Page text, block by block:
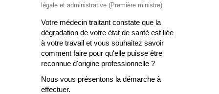
légale et administrative (Première ministre)
Votre médecin traitant constate que la
dégradation de votre état de santé est liée
à votre travail et vous souhaitez savoir
comment faire pour qu'elle puisse être
reconnue d'origine professionnelle ?
Nous vous présentons la démarche à
effectuer.